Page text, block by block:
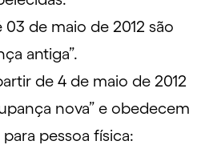
de maio de 2012 são
antiga”.
de 4 de maio de 2012
nova” e obedecem
pessoa física: